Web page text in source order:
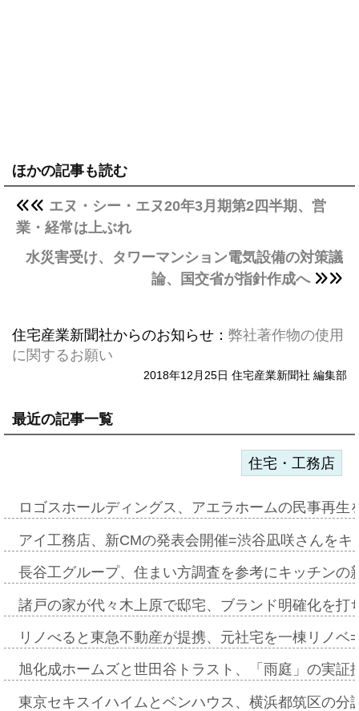
ほかの記事も読む
エヌ・シー・エヌ20年3月期第2四半期、営
業・経常は上ぶれ
水災害受け、タワーマンション電気設備の対策議
論、国交省が指針作成へ
住宅産業新聞社からのお知らせ： 弊社著作物の使用
に関するお願い
2018年12月25日 住宅産業新聞社 編集部
最近の記事一覧
住宅・工務店
ロゴスホールディングス、アエラホームの民事再
アイ工務店、新CMの発表会開催=渋谷凪咲さんを
長谷工グループ、住まい方調査を参考にキッチン
諸戸の家が代々木上原で邸宅、ブランド明確化を
リノべると東急不動産が提携、元社宅を一棟リノ
旭化成ホームズと世田谷トラスト、「雨庭」の実
東京セキスイハイムとベンハウス、横浜都筑区の